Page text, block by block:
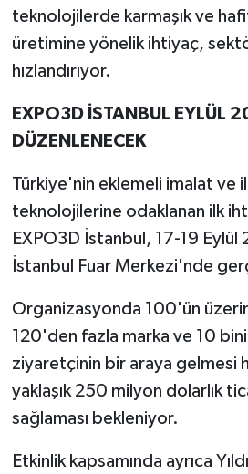
teknolojilerde karmaşık ve
üretimine yönelik ihtiyaç,
hızlandırıyor.
EXPO3D İSTANBUL EYLÜL
DÜZENLENECEK
Türkiye'nin eklemeli imalat ve
teknolojilerine odaklanan ilk
EXPO3D İstanbul, 17-19
İstanbul Fuar Merkezi'nde
Organizasyonda 100'ün
120'den fazla marka ve 10
ziyaretçinin bir araya gelmesi
yaklaşık 250 milyon dolarlık
sağlaması bekleniyor.
Etkinlik kapsamında ayrıca